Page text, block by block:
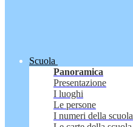
Scuola
Panoramica
Presentazione
I luoghi
Le persone
I numeri della scuola